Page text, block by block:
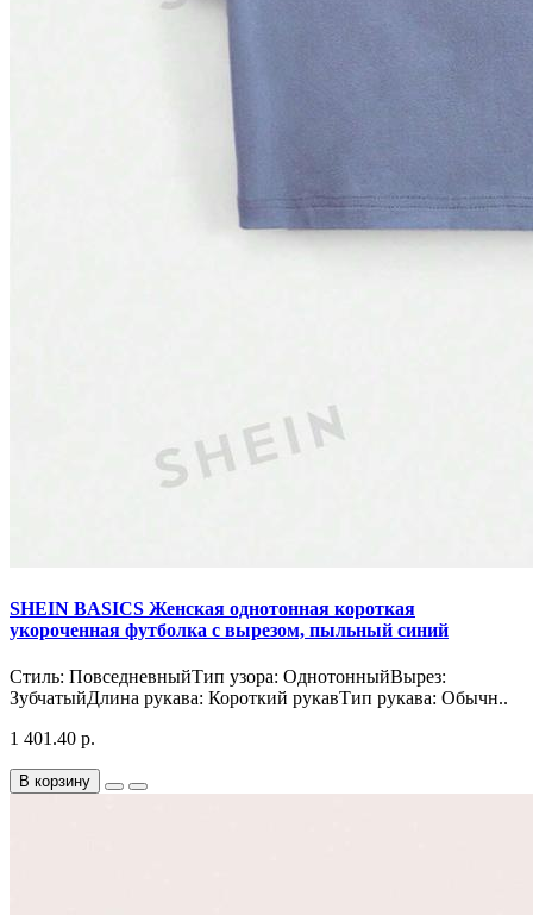
SHEIN BASICS Женская однотонная короткая
укороченная футболка с вырезом, пыльный синий
Стиль: ПовседневныйТип узора: ОднотонныйВырез:
ЗубчатыйДлина рукава: Короткий рукавТип рукава: Обычн..
1 401.40 р.
В корзину